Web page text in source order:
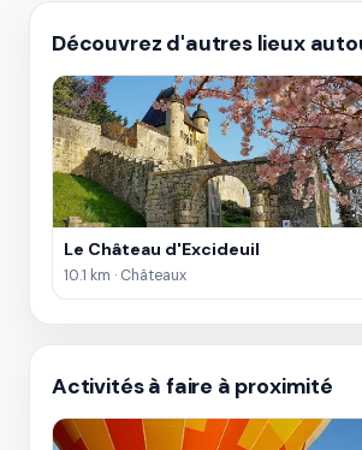
Découvrez d'autres lieux
Le Château d'Excideuil
10.1 km · Châteaux
Activités à faire à proximité